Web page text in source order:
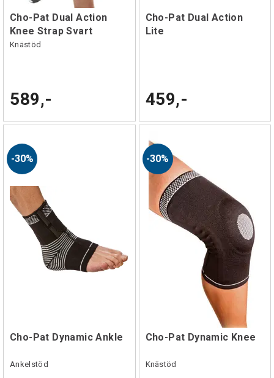
Cho-Pat Dual Action
Knee Strap Svart
Knästöd
589,-
Cho-Pat Dual Action
Lite
459,-
30%
Cho-Pat Dynamic Ankle
Ankelstöd
30%
Cho-Pat Dynamic Knee
Knästöd